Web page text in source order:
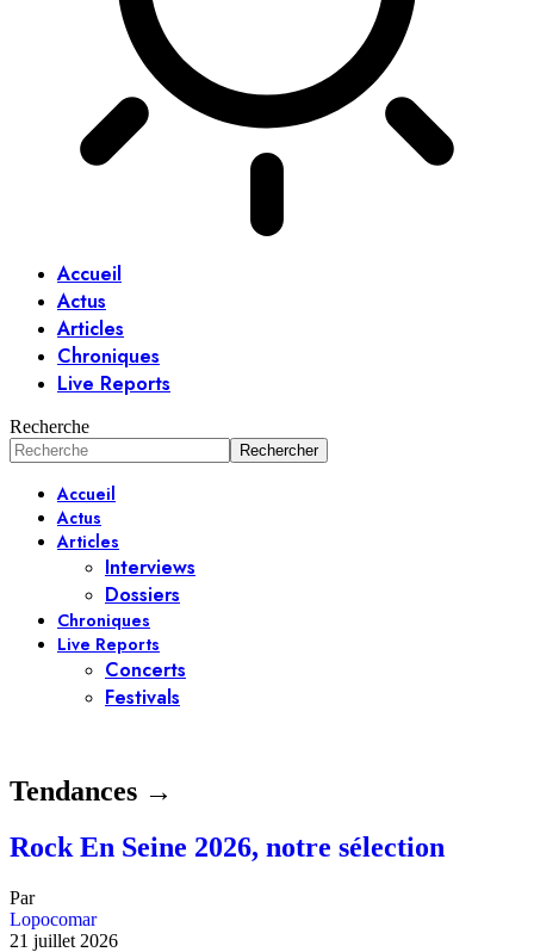
Accueil
Actus
Articles
Chroniques
Live Reports
Recherche
Accueil
Actus
Articles
Interviews
Dossiers
Chroniques
Live Reports
Concerts
Festivals
Tendances →
Rock En Seine 2026, notre sélection
Par
Lopocomar
21 juillet 2026